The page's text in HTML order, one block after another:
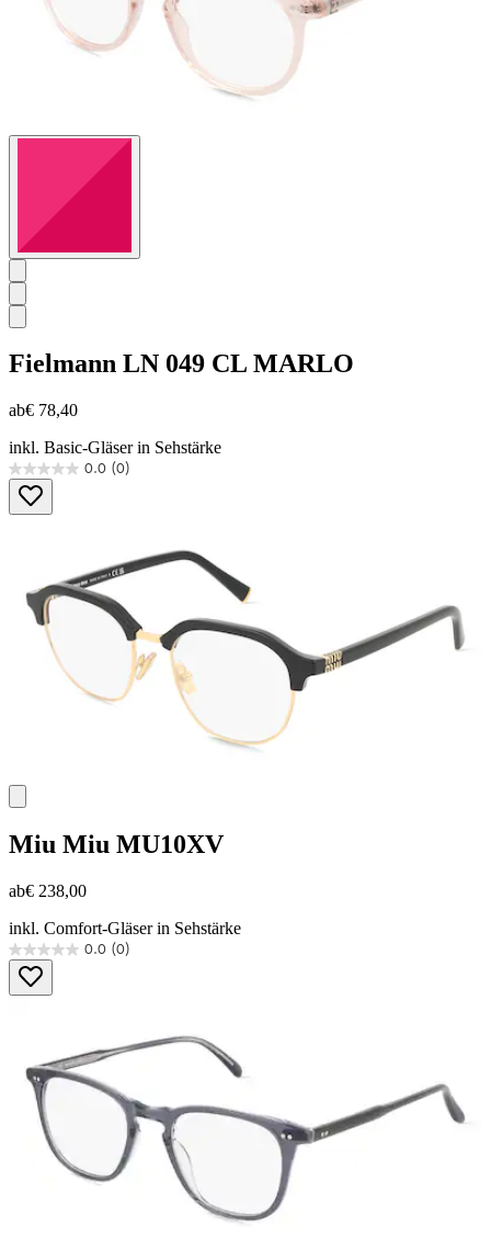
Fielmann LN 049 CL MARLO
ab€ 78,40
inkl. Basic-Gläser in Sehstärke
0.0 (0)
0.0
von
5
Miu Miu MU10XV
ab€ 238,00
inkl. Comfort-Gläser in Sehstärke
0.0 (0)
0.0
von
5